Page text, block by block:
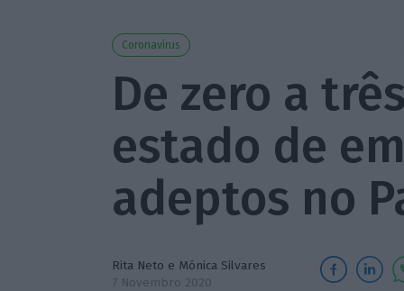
Coronavírus
De zero a
estado de
adeptos no
Rita Neto e Mónica Silvares
7 Novembro 2020